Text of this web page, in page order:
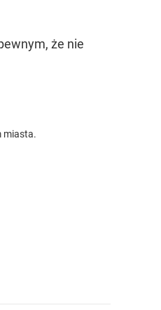
że nie
miasta.